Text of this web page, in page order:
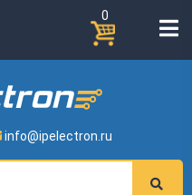
0
info@ipelectron.ru